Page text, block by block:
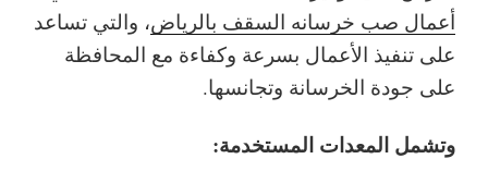
أعمال صب خرسانه السقف بالرياض، والتي تساعد
على تنفيذ الأعمال بسرعة وكفاءة مع المحافظة
على جودة الخرسانة وتجانسها.
وتشمل المعدات المستخدمة: